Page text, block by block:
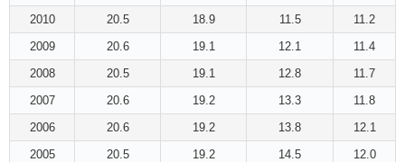
2010
20.5 18.9 11.5
11.2
2009
20.6 19.1 12.1
11.4
2008
20.5 19.1 12.8
11.7
2007
20.6 19.2 13.3
11.8
2006
20.6 19.2 13.8
12.1
2005
20.5 19.2 14.5
12.0